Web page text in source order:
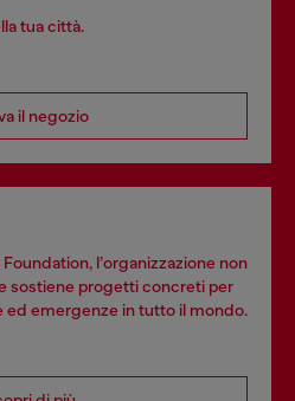
tua città.
il negozio
l’organizzazione non
sostiene progetti concreti per
ed emergenze in tutto il mondo.